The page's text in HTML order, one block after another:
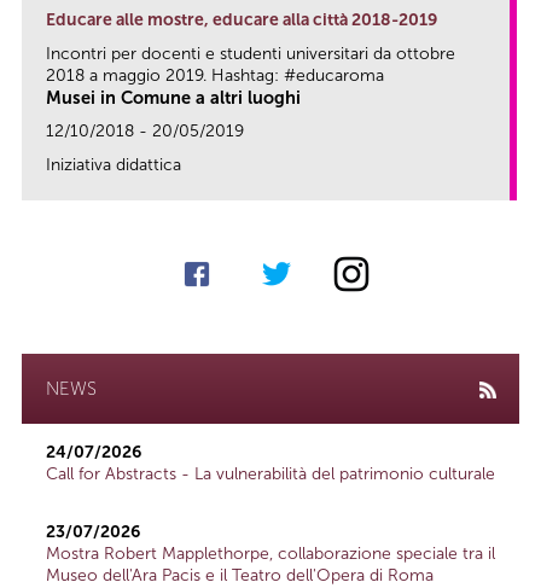
Educare alle mostre, educare alla città 2018-2019
Incontri per docenti e studenti universitari da ottobre
2018 a maggio 2019. Hashtag: #educaroma
Musei in Comune a altri luoghi
12/10/2018 - 20/05/2019
Iniziativa didattica
NEWS
24/07/2026
Call for Abstracts - La vulnerabilità del patrimonio culturale
23/07/2026
Mostra Robert Mapplethorpe, collaborazione speciale tra il
Museo dell'Ara Pacis e il Teatro dell'Opera di Roma